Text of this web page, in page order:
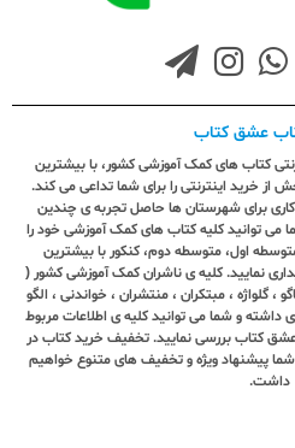
عشق کتاب
کتاب های کمک آموزشی کشور، با بیشترین
خرید اینترنتی را برای شما تداعی می کند.
روز کاری برای شهرستان ها حاصل تجربه ی چندین
می توانید کلیه کتاب های کمک آموزشی خود را
اول، متوسطه دوم، کنکور با بیشترین
نمایید. کلیه ی ناشران کمک آموزشی کشور (
، گلواژه ، مبتکران ، منتشران ، خواندنی ، الگو
داشته و شما می توانید کلیه ی اطلاعات مربوط
کتاب بررسی نمایید. تخفیف خرید کتاب در
پیشنهاد ویژه و تخفیف های متنوع خواهیم
داشت.